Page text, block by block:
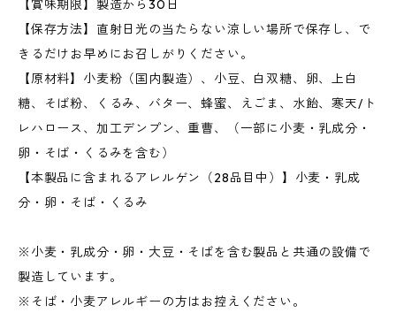
【賞味期限】製造から30日
【保存方法】直射日光の当たらない涼しい場所で保存し、で
きるだけお早めにお召しがりください。
【原材料】小麦粉（国内製造）、小豆、白双糖、卵、上白
糖、そば粉、くるみ、バター、蜂蜜、えごま、水飴、寒天/ト
レハロース、加工デンプン、重曹、（一部に小麦・乳成分・
卵・そば・くるみを含む）
【本製品に含まれるアレルゲン（28品目中）】小麦・乳成
分・卵・そば・くるみ
※小麦・乳成分・卵・大豆・そばを含む製品と共通の設備で
製造しています。
※そば・小麦アレルギーの方はお控えください。